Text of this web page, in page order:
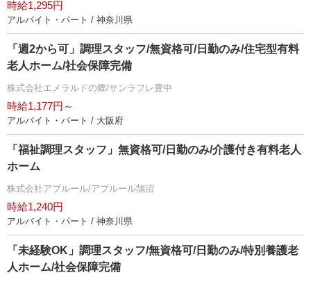
時給1,295円
アルバイト・パート / 神奈川県
「週2から可」調理スタッフ/無資格可/日勤のみ/住宅型有料
老人ホーム/社会保障完備
株式会社エメラルドの郷/サンラフレ豊中
時給1,177円～
アルバイト・パート / 大阪府
「福祉調理スタッフ」無資格可/日勤のみ/介護付き有料老人
ホーム
株式会社アプルール/アプルール鵠沼
時給1,240円
アルバイト・パート / 神奈川県
「未経験OK」調理スタッフ/無資格可/日勤のみ/特別養護老
人ホーム/社会保障完備